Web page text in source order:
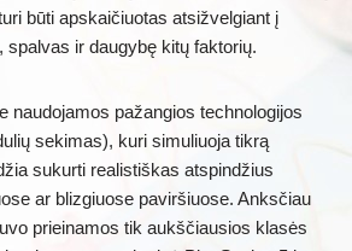
būti apskaičiuotas atsižvelgiant į
ir daugybę kitų faktorių.
naudojamos pažangios technologijos
sekimas), kuri simuliuoja tikrą
sukurti realistiškas atspindžius
ar blizgiuose paviršiuose. Anksčiau
prieinamos tik aukščiausios klasės